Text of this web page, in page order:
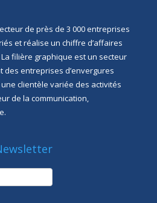
de près de 3 000 entreprises
et réalise un chiffre d’affaires
La filière graphique est un secteur
des entreprises d’envergures
clientèle variée des activités
de la communication,